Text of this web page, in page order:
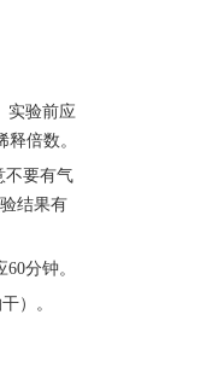
实验前应
倍数。
要有气
结果有
分钟。
）。